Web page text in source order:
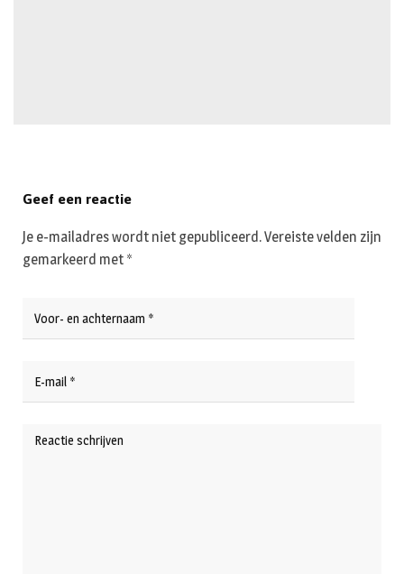
Geef een reactie
Je e-mailadres wordt niet gepubliceerd.Vereiste velden zijn
gemarkeerd met *